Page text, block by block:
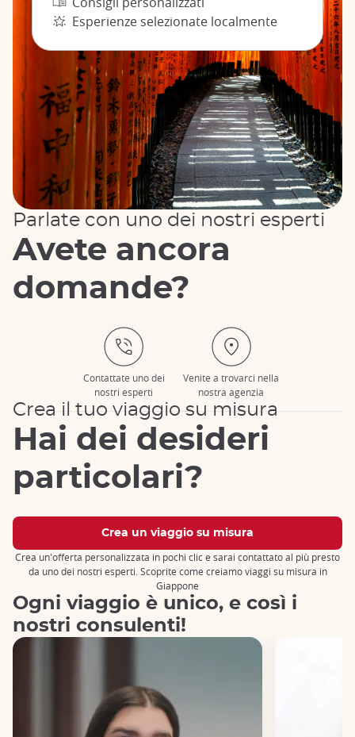
Esperienze selezionate localmente
Parlate con uno dei nostri esperti
Avete ancora
domande?
Contattate uno dei
nostri esperti
Venite a trovarci nella
nostra agenzia
Crea il tuo viaggio su misura
Hai dei desideri
particolari?
Crea un viaggio su misura
Crea un'offerta personalizzata in pochi clic e sarai contattato al più presto
da uno dei nostri esperti. Scoprite come creiamo viaggi su misura in
Giappone
Ogni viaggio è unico, e così i
nostri consulenti!